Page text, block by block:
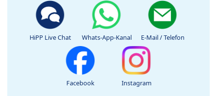
HiPP Live Chat Whats-App-Kanal E-Mail / Telefon
Facebook Instagram